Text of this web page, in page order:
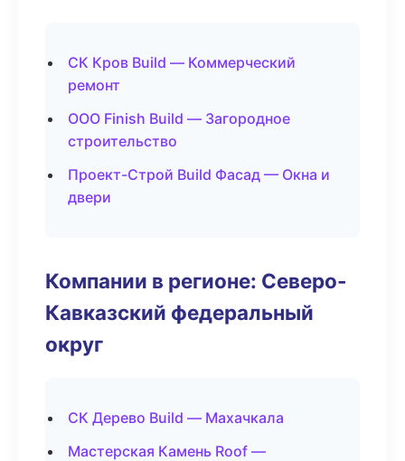
СК Кров Build — Коммерческий
ремонт
ООО Finish Build — Загородное
строительство
Проект-Строй Build Фасад — Окна и
двери
Компании в регионе: Северо-
Кавказский федеральный
округ
СК Дерево Build — Махачкала
Мастерская Камень Roof —